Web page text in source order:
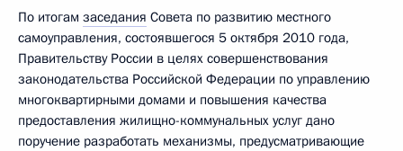
По итогам заседания Совета по развитию местного
самоуправления, состоявшегося 5 октября 2010 года,
Правительству России в целях совершенствования
законодательства Российской Федерации по управлению
многоквартирными домами и повышения качества
предоставления жилищно-коммунальных услуг дано
поручение разработать механизмы, предусматривающие